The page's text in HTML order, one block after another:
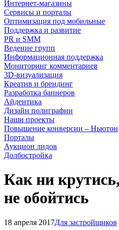
Интернет-магазины
Сервисы и порталы
Оптимизация под мобильные
Поддержка и развитие
PR и SMM
Ведение групп
Информационная поддержка
Мониторинг комментариев
3D-визуализация
Креатив и брендинг
Разработка баннеров
Айдентика
Дизайн полиграфии
Наши проекты
Повышение конверсии – Ньютон
Порталы
Аукцион лидов
Долбостройка
Как ни
не обойтись
18 апреля 2017Для застройщиков